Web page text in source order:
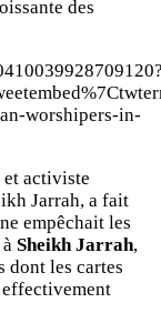
des
worshipers-in-
activiste
Jarrah, a fait
empêchait les
Sheikh Jarrah,
dont les cartes